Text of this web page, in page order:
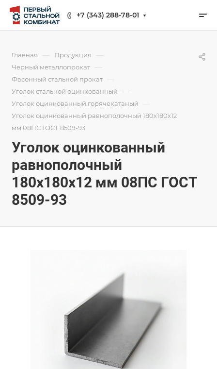
+7 (343) 288-78-01
Главная — Продукция —
Черный металлопрокат —
Фасонный стальной прокат —
Уголок стальной оцинкованный —
Уголок оцинкованный горячекатаный —
Уголок оцинкованный равнополочный 180х180х12
мм 08ПС ГОСТ 8509-93
Уголок оцинкованный
равнополочный
180х180х12 мм 08ПС ГОСТ
8509-93